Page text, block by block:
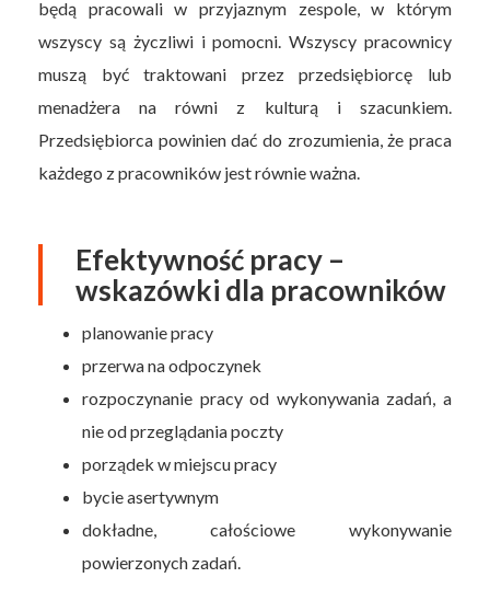
będą pracowali w przyjaznym zespole, w którym
wszyscy są życzliwi i pomocni. Wszyscy pracownicy
muszą być traktowani przez przedsiębiorcę lub
menadżera na równi z kulturą i szacunkiem.
Przedsiębiorca powinien dać do zrozumienia, że praca
każdego z pracowników jest równie ważna.
Efektywność pracy –
wskazówki dla pracowników
planowanie pracy
przerwa na odpoczynek
rozpoczynanie pracy od wykonywania zadań, a
nie od przeglądania poczty
porządek w miejscu pracy
bycie asertywnym
dokładne, całościowe wykonywanie
powierzonych zadań.